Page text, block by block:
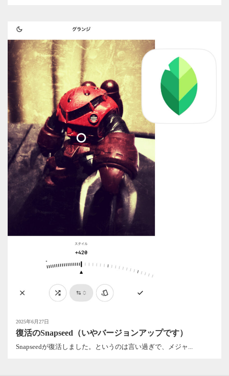
2025年6月27日
復活のSnapseed（いやバージョンアップです）
Snapseedが復活しました。というのは言い過ぎで、メジャ...